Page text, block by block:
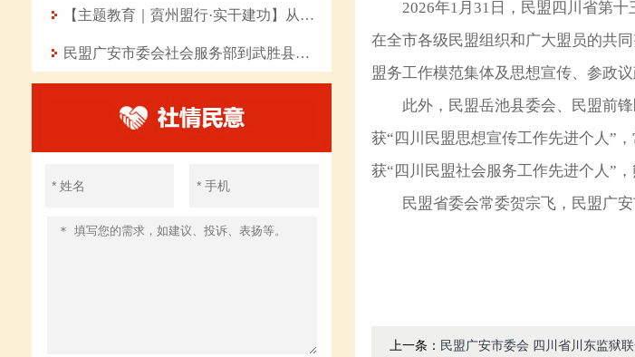
【主题教育｜賨州盟行·实干建功】从七点四十分的坚守到曲艺课堂的传承——记民盟盟员、岳池县东湖幼儿园教师张丽华
民盟广安市委会社会服务部到武胜县开展爱心助学活动
2026年1月31日，民盟四川省第
在全市各级民盟组织和广大盟员的共
盟务工作模范集体及思想宣传、参政
此外，民盟岳池县委会、民盟前
获“四川民盟思想宣传工作先进个人”
获“四川民盟社会服务工作先进个人”
民盟省委会常委贺宗飞，民盟广
上一条： 民盟广安市委会 四川省川东监狱联合开展“黄丝带帮教”春节走